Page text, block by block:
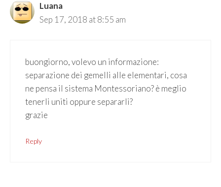
Luana
Sep 17, 2018 at 8:55 am
buongiorno, volevo un informazione:
separazione dei gemelli alle elementari, cosa
ne pensa il sistema Montessoriano? è meglio
tenerli uniti oppure separarli?
grazie
Reply